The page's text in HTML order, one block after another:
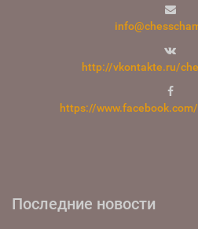
http://vkontakte.ru/
https://
Последние новости